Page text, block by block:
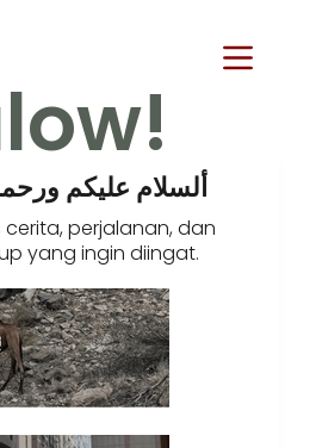
ألسلام عليكم
perjalanan, dan
yang ingin diingat.